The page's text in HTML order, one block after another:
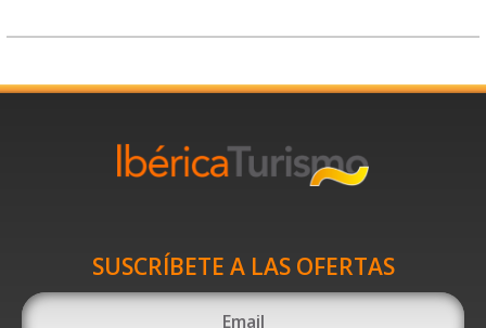
SUSCRÍBETE A LAS OFERTAS